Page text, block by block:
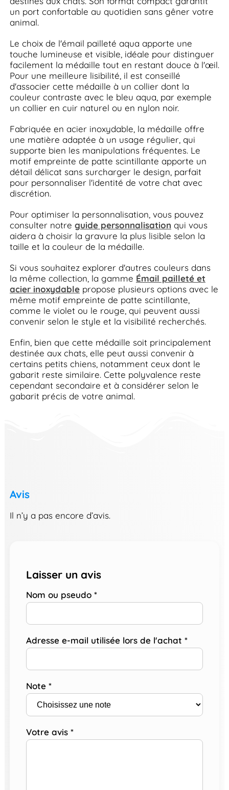
un port confortable au quotidien sans gêner votre
animal.
Le choix de l'émail pailleté aqua apporte une
touche lumineuse et visible, idéale pour distinguer
facilement la médaille tout en restant douce à l'œil.
Pour une meilleure lisibilité, il est conseillé
d'associer cette médaille à un collier dont la
couleur contraste avec le bleu aqua, par exemple
un collier en cuir naturel ou en nylon noir.
Fabriquée en acier inoxydable, la médaille offre
une matière adaptée à un usage régulier, qui
supporte bien les manipulations fréquentes. Le
motif empreinte de patte scintillante apporte un
détail délicat sans surcharger le design, parfait
pour personnaliser l'identité de votre chat avec
discrétion.
Pour optimiser la personnalisation, vous pouvez
consulter notre guide personnalisation qui vous
aidera à choisir la gravure la plus lisible selon la
taille et la couleur de la médaille.
Si vous souhaitez explorer d'autres couleurs dans
la même collection, la gamme Émail pailleté et
acier inoxydablepropose plusieurs options avec le
même motif empreinte de patte scintillante,
comme le violet ou le rouge, qui peuvent aussi
convenir selon le style et la visibilité recherchés.
Enfin, bien que cette médaille soit principalement
destinée aux chats, elle peut aussi convenir à
certains petits chiens, notamment ceux dont le
gabarit reste similaire. Cette polyvalence reste
cependant secondaire et à considérer selon le
gabarit précis de votre animal.
Avis
Il n’y a pas encore d’avis.
Laisser un avis
Nom ou pseudo *
Adresse e-mail utilisée lors de l'achat *
Note *
Votre avis *